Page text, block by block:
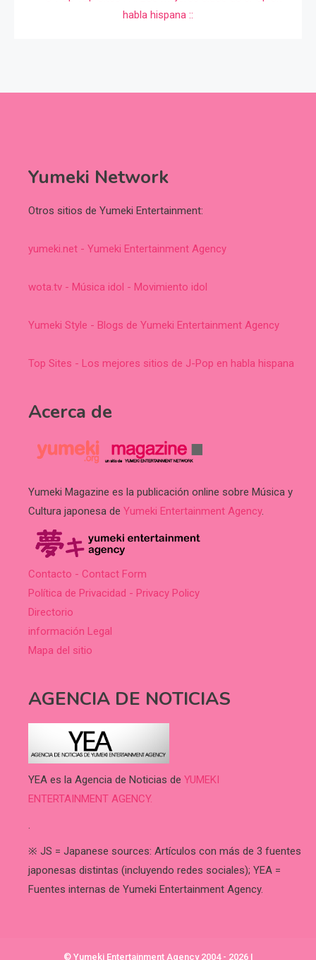
Yumeki Network
Otros sitios de Yumeki Entertainment:
yumeki.net - Yumeki Entertainment Agency
wota.tv - Música idol - Movimiento idol
Yumeki Style - Blogs de Yumeki Entertainment Agency
Top Sites - Los mejores sitios de J-Pop en habla hispana
Acerca de
Yumeki Magazine es la publicación online sobre Música y
Cultura japonesa de Yumeki Entertainment Agency.
Contacto - Contact Form
Política de Privacidad - Privacy Policy
Directorio
información Legal
Mapa del sitio
AGENCIA DE NOTICIAS
YEA es la Agencia de Noticias de YUMEKI
ENTERTAINMENT AGENCY.
.
※ JS = Japanese sources: Artículos con más de 3 fuentes
japonesas distintas (incluyendo redes sociales); YEA =
Fuentes internas de Yumeki Entertainment Agency.
© Yumeki Entertainment Agency 2004 - 2026 |